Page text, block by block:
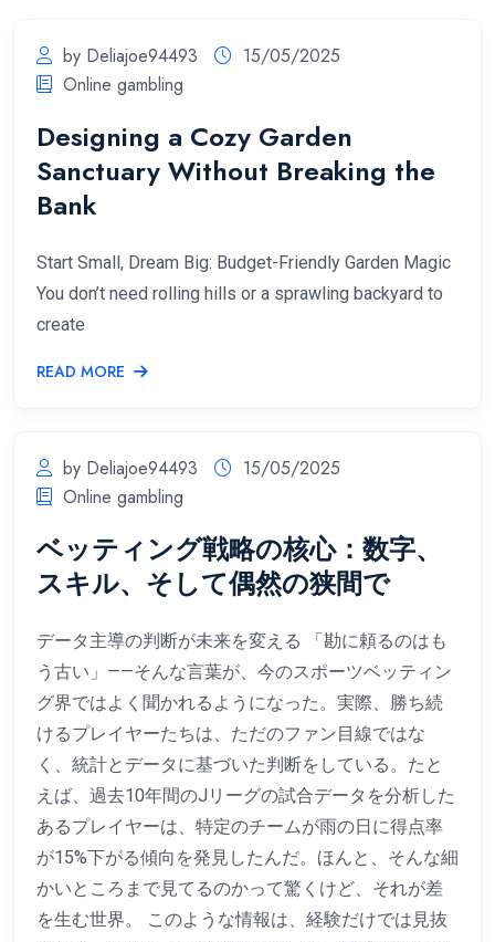
by Deliajoe94493
15/05/2025
Online gambling
Designing a Cozy Garden
Sanctuary Without Breaking the
Bank
Start Small, Dream Big: Budget-Friendly Garden Magic
You don’t need rolling hills or a sprawling backyard to
create
READ MORE
by Deliajoe94493
15/05/2025
Online gambling
ベッティング戦略の核心：数字、
スキル、そして偶然の狭間で
データ主導の判断が未来を変える 「勘に頼るのはも
う古い」——そんな言葉が、今のスポーツベッティン
グ界ではよく聞かれるようになった。実際、勝ち続
けるプレイヤーたちは、ただのファン目線ではな
く、統計とデータに基づいた判断をしている。たと
えば、過去10年間のJリーグの試合データを分析した
あるプレイヤーは、特定のチームが雨の日に得点率
が15%下がる傾向を発見したんだ。ほんと、そんな細
かいところまで見てるのかって驚くけど、それが差
を生む世界。 このような情報は、経験だけでは見抜